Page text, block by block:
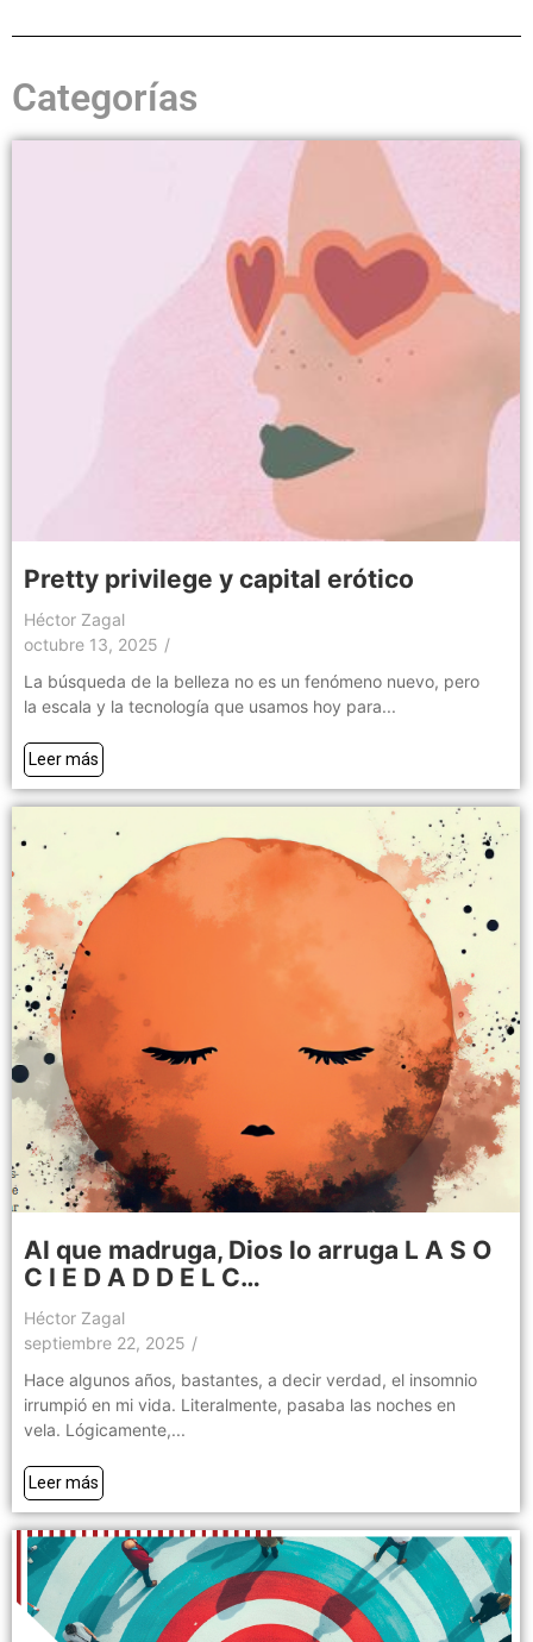
Categorías
Pretty privilege y capital erótico
Héctor Zagal
octubre 13, 2025 /
La búsqueda de la belleza no es un fenómeno nuevo, pero
la escala y la tecnología que usamos hoy para...
Leer más
Al que madruga, Dios lo arruga L A S O
C I E D A D D E L C…
Héctor Zagal
septiembre 22, 2025 /
Hace algunos años, bastantes, a decir verdad, el insomnio
irrumpió en mi vida. Literalmente, pasaba las noches en
vela. Lógicamente,...
Leer más